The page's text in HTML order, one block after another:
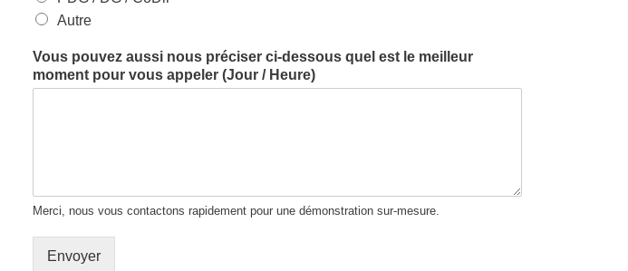
Autre
Vous pouvez aussi nous préciser ci-dessous quel est le meilleur
moment pour vous appeler (Jour / Heure)
Merci, nous vous contactons rapidement pour une démonstration sur-mesure.
Envoyer